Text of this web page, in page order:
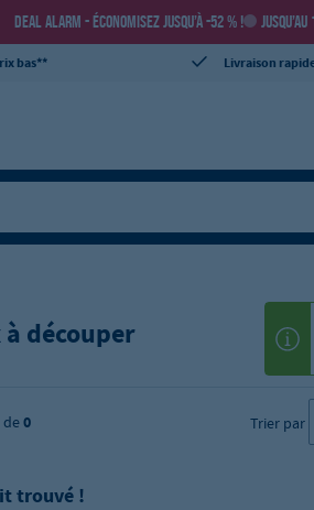
DEAL ALARM - ÉCONOMISEZ JUSQU’À -52 % !
bas** Livraison
découper
0 Trier par
trouvé !